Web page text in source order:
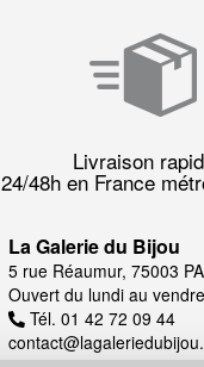
Livraison
24/48h en France
La Galerie du Bijou
5 rue Réaumur, 75003
Ouvert du lundi au
Tél. 01 42 72 09 44